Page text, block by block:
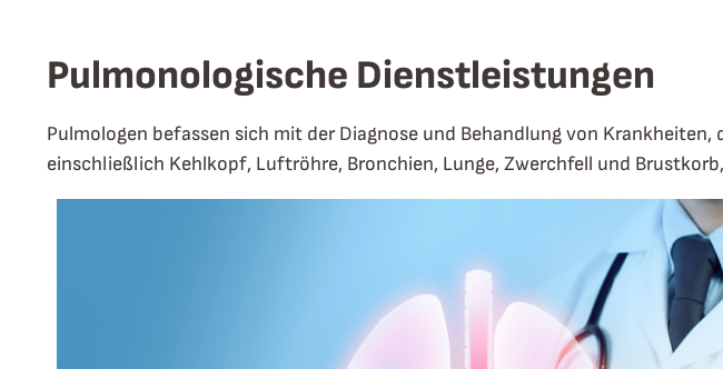
Pulmonologische Dienstleistungen
Pulmologen befassen sich mit der Diagnose und Behandlung von
einschließlich Kehlkopf, Luftröhre, Bronchien, Lunge, Zwerchfell und